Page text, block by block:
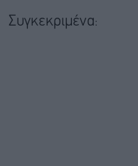
Συγκεκριμένα: